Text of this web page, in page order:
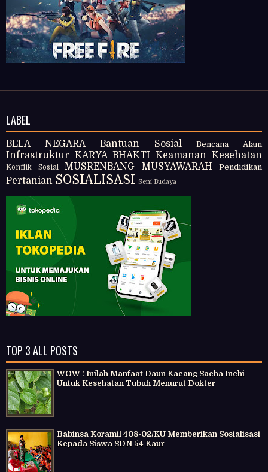
LABEL
BELA NEGARA Bantuan Sosial Bencana Alam
Infrastruktur KARYA BHAKTI Keamanan Kesehatan
Konflik Sosial MUSRENBANG MUSYAWARAH Pendidikan
Pertanian SOSIALISASI Seni Budaya
TOP 3 ALL POSTS
WOW ! Inilah Manfaat Daun Kacang Sacha Inchi
Untuk Kesehatan Tubuh Menurut Dokter
Babinsa Koramil 408-02/KU Memberikan Sosialisasi
Kepada Siswa SDN 54 Kaur